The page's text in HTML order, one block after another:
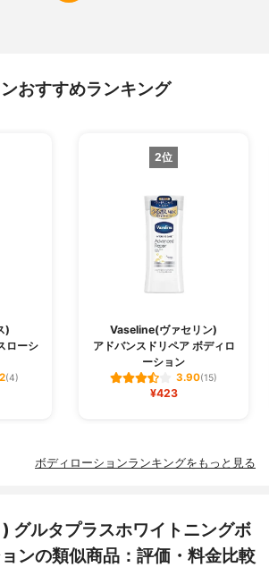
おすすめランキング
)
ローシ
(4)
2位
Vaseline(ヴァセリン)
アドバンスドリペア ボディロ
ーション
3.90(15)
¥423
ボディローションランキングをもっと見る
グルタプラスホワイトニングボ
ンの類似商品：評価・料金比較